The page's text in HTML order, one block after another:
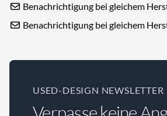
Benachrichtigung bei gleichem
Benachrichtigung bei gleichem
USED-DESIGN NEWSLETTER